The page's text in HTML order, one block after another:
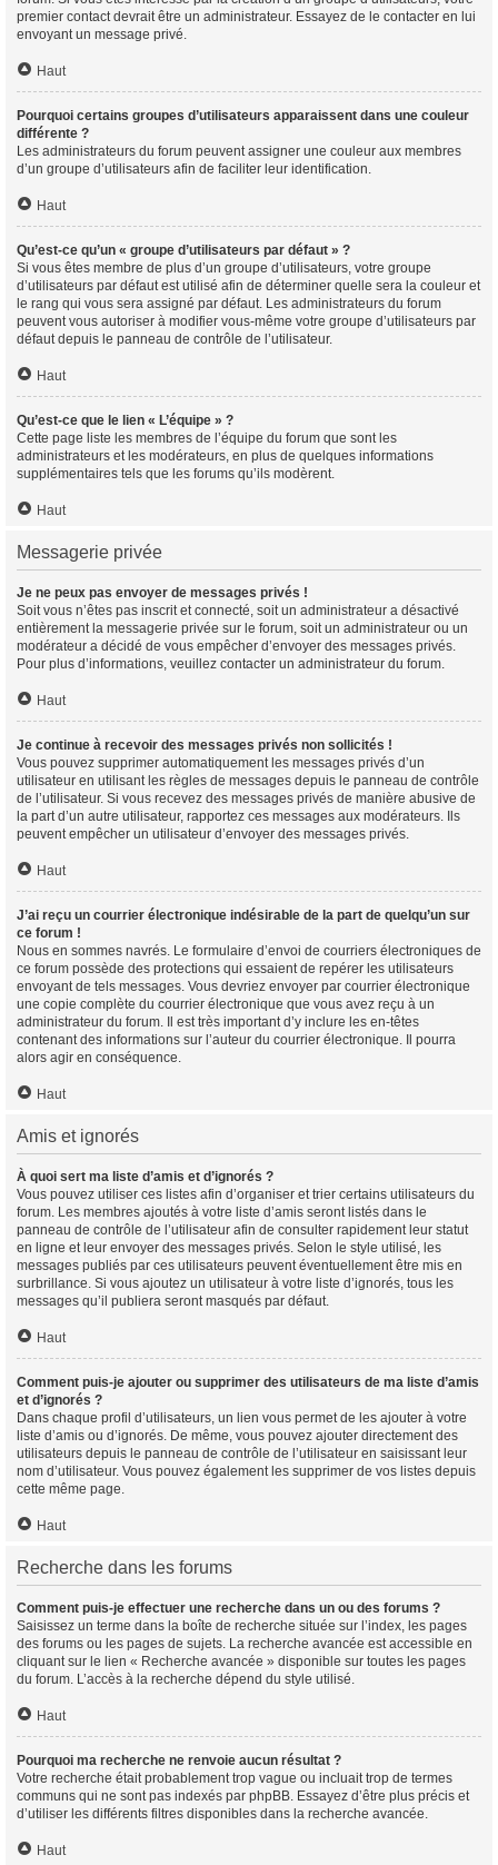
premier contact devrait être un administrateur. Essayez de le contacter en lui
envoyant un message privé.
Haut
Pourquoi certains groupes d’utilisateurs apparaissent dans une couleur
différente ?
Les administrateurs du forum peuvent assigner une couleur aux membres
d’un groupe d’utilisateurs afin de faciliter leur identification.
Haut
Qu’est-ce qu’un « groupe d’utilisateurs par défaut » ?
Si vous êtes membre de plus d’un groupe d’utilisateurs, votre groupe
d’utilisateurs par défaut est utilisé afin de déterminer quelle sera la couleur et
le rang qui vous sera assigné par défaut. Les administrateurs du forum
peuvent vous autoriser à modifier vous-même votre groupe d’utilisateurs par
défaut depuis le panneau de contrôle de l’utilisateur.
Haut
Qu’est-ce que le lien « L’équipe » ?
Cette page liste les membres de l’équipe du forum que sont les
administrateurs et les modérateurs, en plus de quelques informations
supplémentaires tels que les forums qu’ils modèrent.
Haut
Messagerie privée
Je ne peux pas envoyer de messages privés !
Soit vous n’êtes pas inscrit et connecté, soit un administrateur a désactivé
entièrement la messagerie privée sur le forum, soit un administrateur ou un
modérateur a décidé de vous empêcher d’envoyer des messages privés.
Pour plus d’informations, veuillez contacter un administrateur du forum.
Haut
Je continue à recevoir des messages privés non sollicités !
Vous pouvez supprimer automatiquement les messages privés d’un
utilisateur en utilisant les règles de messages depuis le panneau de contrôle
de l’utilisateur. Si vous recevez des messages privés de manière abusive de
la part d’un autre utilisateur, rapportez ces messages aux modérateurs. Ils
peuvent empêcher un utilisateur d’envoyer des messages privés.
Haut
J’ai reçu un courrier électronique indésirable de la part de quelqu’un sur
ce forum !
Nous en sommes navrés. Le formulaire d’envoi de courriers électroniques de
ce forum possède des protections qui essaient de repérer les utilisateurs
envoyant de tels messages. Vous devriez envoyer par courrier électronique
une copie complète du courrier électronique que vous avez reçu à un
administrateur du forum. Il est très important d’y inclure les en-têtes
contenant des informations sur l’auteur du courrier électronique. Il pourra
alors agir en conséquence.
Haut
Amis et ignorés
À quoi sert ma liste d’amis et d’ignorés ?
Vous pouvez utiliser ces listes afin d’organiser et trier certains utilisateurs du
forum. Les membres ajoutés à votre liste d’amis seront listés dans le
panneau de contrôle de l’utilisateur afin de consulter rapidement leur statut
en ligne et leur envoyer des messages privés. Selon le style utilisé, les
messages publiés par ces utilisateurs peuvent éventuellement être mis en
surbrillance. Si vous ajoutez un utilisateur à votre liste d’ignorés, tous les
messages qu’il publiera seront masqués par défaut.
Haut
Comment puis-je ajouter ou supprimer des utilisateurs de ma liste d’amis
et d’ignorés ?
Dans chaque profil d’utilisateurs, un lien vous permet de les ajouter à votre
liste d’amis ou d’ignorés. De même, vous pouvez ajouter directement des
utilisateurs depuis le panneau de contrôle de l’utilisateur en saisissant leur
nom d’utilisateur. Vous pouvez également les supprimer de vos listes depuis
cette même page.
Haut
Recherche dans les forums
Comment puis-je effectuer une recherche dans un ou des forums ?
Saisissez un terme dans la boîte de recherche située sur l’index, les pages
des forums ou les pages de sujets. La recherche avancée est accessible en
cliquant sur le lien « Recherche avancée » disponible sur toutes les pages
du forum. L’accès à la recherche dépend du style utilisé.
Haut
Pourquoi ma recherche ne renvoie aucun résultat ?
Votre recherche était probablement trop vague ou incluait trop de termes
communs qui ne sont pas indexés par phpBB. Essayez d’être plus précis et
d’utiliser les différents filtres disponibles dans la recherche avancée.
Haut